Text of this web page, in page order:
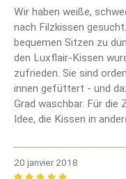
Wir haben weiße,
nach Filzkissen
bequemen Sitzen zu
den Luxflair-Kissen
zufrieden. Sie sind
innen gefüttert - und
Grad waschbar. Für die
Idee, die Kissen in
20 janvier 2018